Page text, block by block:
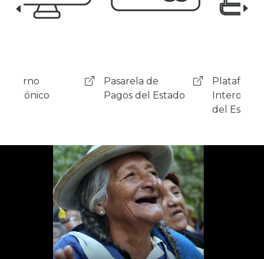
Pasarela de
Pagos del Estado
Plataforma de
Interoperabilidad